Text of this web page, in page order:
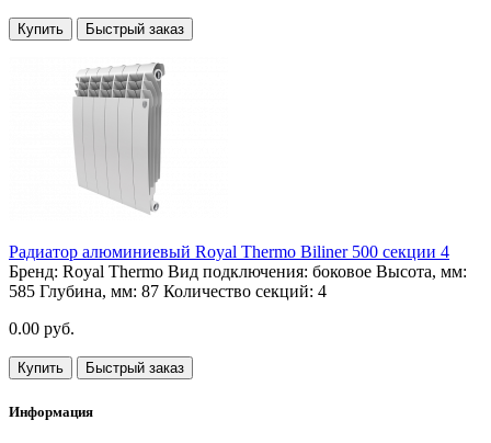
Купить Быстрый заказ
Радиатор алюминиевый Royal Thermo Biliner 500 секции 4
Бренд: Royal Thermo Вид подключения: боковое Высота, мм:
585 Глубина, мм: 87 Количество секций: 4
0.00 руб.
Купить Быстрый заказ
Информация